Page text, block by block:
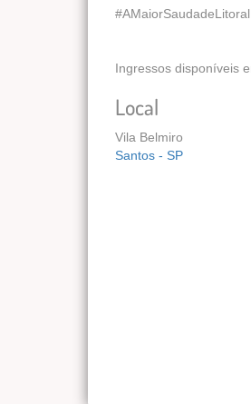
Ingressos disponíveis
Local
Vila Belmiro
Santos - SP